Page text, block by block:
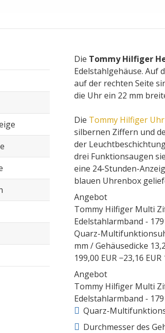
Die Tommy Hilfiger
Edelstahlgehäuse. Auf
auf der rechten Seite
die Uhr ein 22 mm
Die Tommy Hilfiger Uhr
silbernen Ziffern und
der
drei Funktionsaugen
eine 24-Stunden-
blauen Uhrenbox
Angebot
Tommy Hilfiger Multi
Edelstahlarmband -
Quarz-
mm / Gehäusedicke
199,00 EUR −23,16 EUR
Angebot
Tommy Hilfiger Multi
Edelstahlarmband -
Quarz-
Durchmesser des